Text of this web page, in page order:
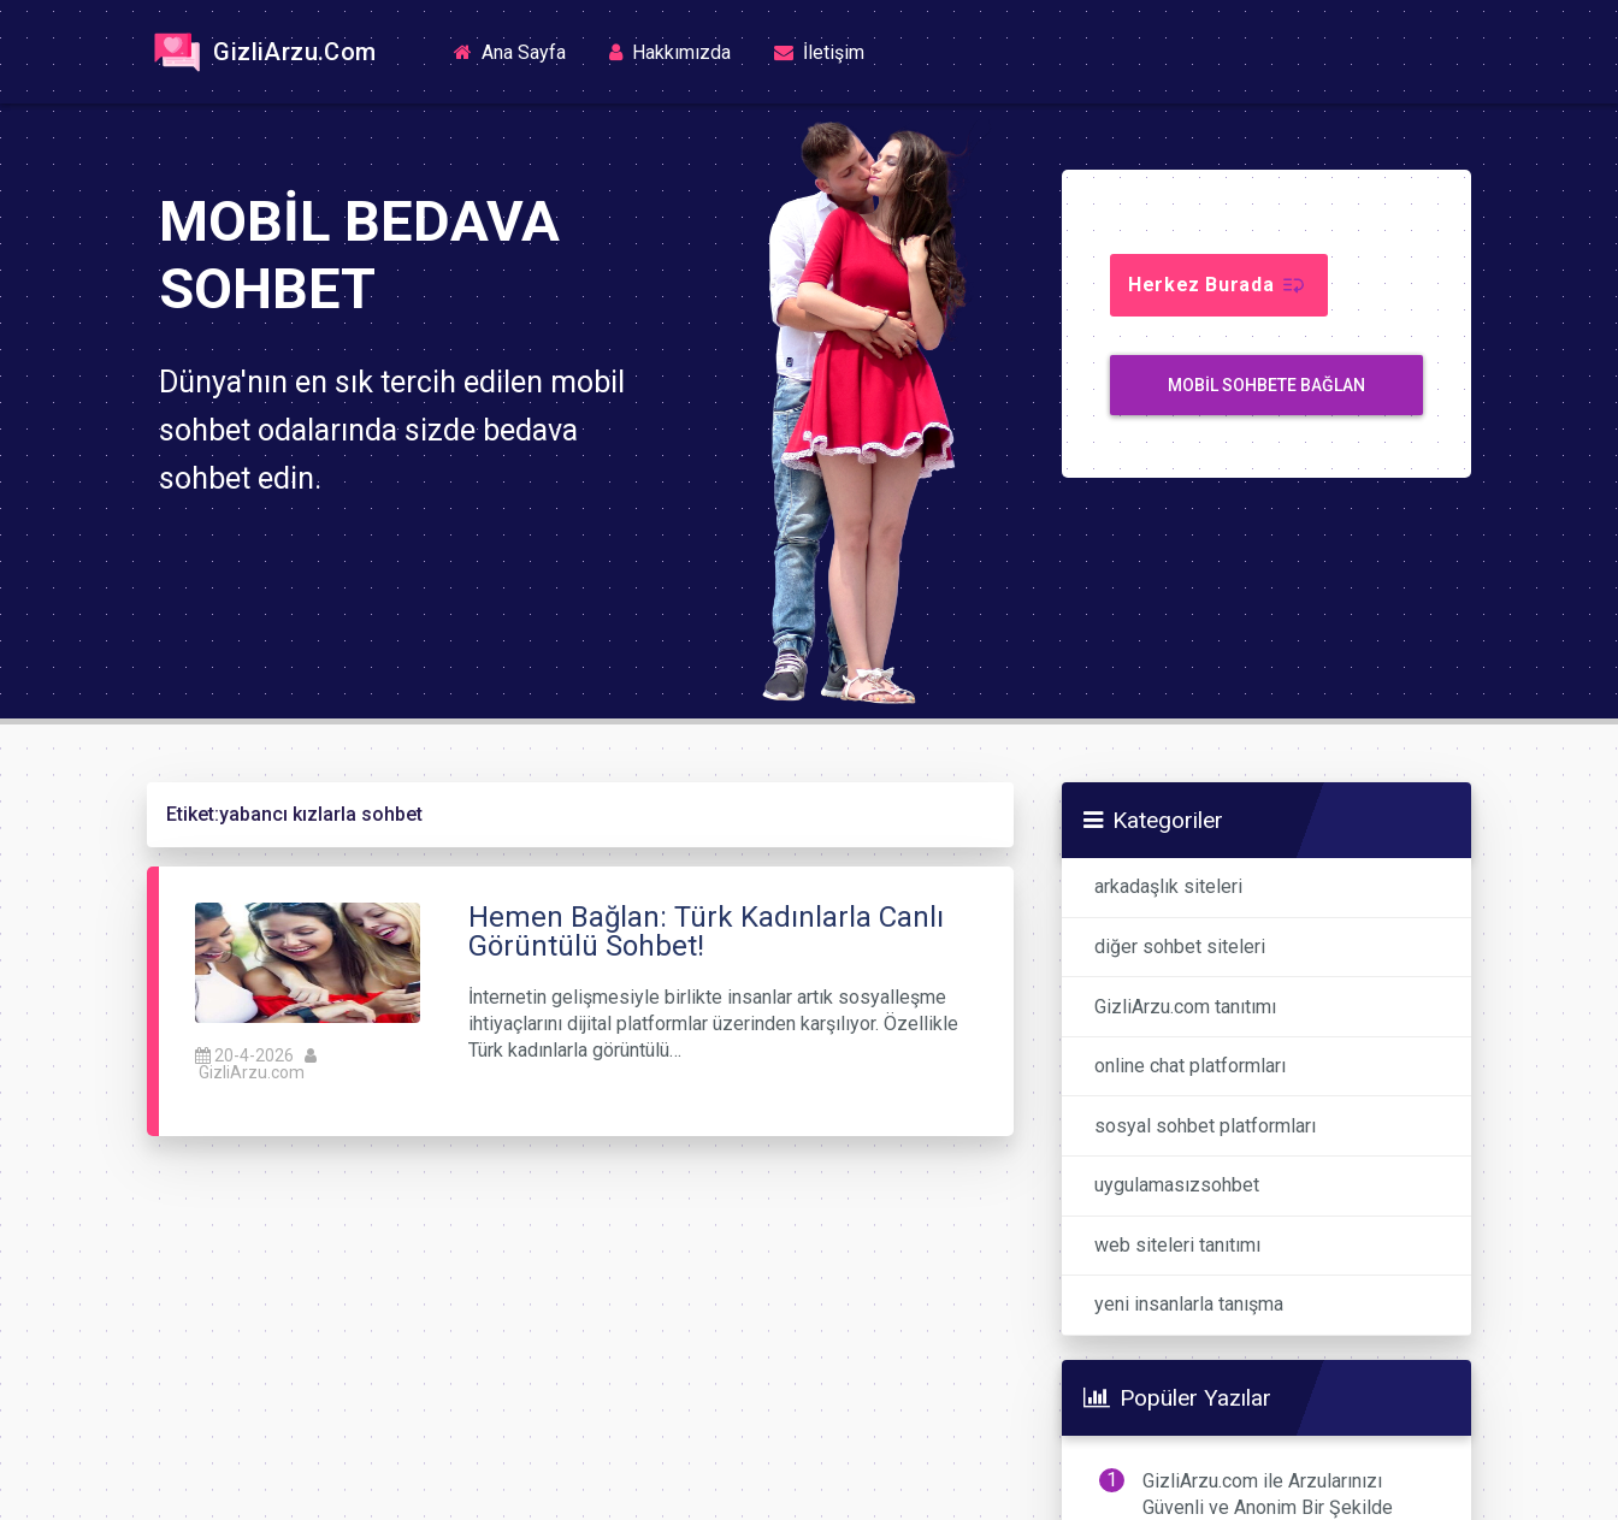
GizliArzu.Com Ana Sayfa(current)Hakkımızda İletişim
MOBIL BEDAVA
SOHBET
Dünya'nın en sık tercih edilen mobil
sohbet odalarında sizde bedava
sohbet edin.
Herkez Burada
MOBIL SOHBETE BAĞLAN
Etiket:yabancı kızlarla sohbet
20-4-2026
GizliArzu.com
Hemen Bağlan: Türk Kadınlarla Canlı
Görüntülü Sohbet!
İnternetin gelişmesiyle birlikte insanlar artık sosyalleşme
ihtiyaçlarını dijital platformlar üzerinden karşılıyor. Özellikle
Türk kadınlarla görüntülü…
Kategoriler
arkadaşlık siteleri
diğer sohbet siteleri
GizliArzu.com tanıtımı
online chat platformları
sosyal sohbet platformları
uygulamasızsohbet
web siteleri tanıtımı
yeni insanlarla tanışma
Popüler Yazılar
GizliArzu.com ile Arzularınızı
Güvenli ve Anonim Bir Şekilde